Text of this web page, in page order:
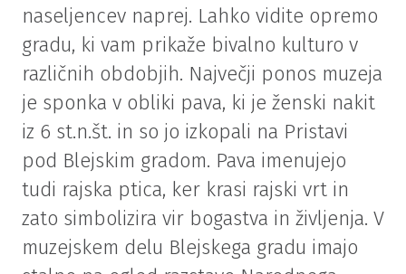
naseljencev naprej. Lahko vidite opremo
gradu, ki vam prikaže bivalno kulturo v
različnih obdobjih. Največji ponos muzeja
je sponka v obliki pava, ki je ženski nakit
iz 6 st.n.št. in so jo izkopali na Pristavi
pod Blejskim gradom. Pava imenujejo
tudi rajska ptica, ker krasi rajski vrt in
zato simbolizira vir bogastva in življenja. V
muzejskem delu Blejskega gradu imajo